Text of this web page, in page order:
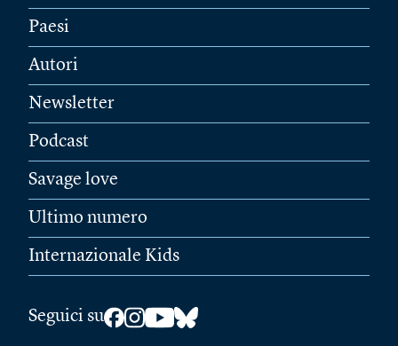
Paesi
Autori
Newsletter
Podcast
Savage love
Ultimo numero
Internazionale Kids
Seguici su